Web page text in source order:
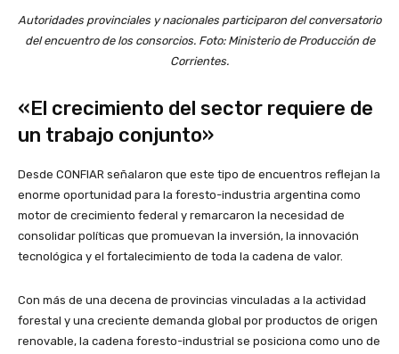
Autoridades provinciales y nacionales participaron del conversatorio
del encuentro de los consorcios. Foto: Ministerio de Producción de
Corrientes.
«El crecimiento del sector requiere de
un trabajo conjunto»
Desde CONFIAR señalaron que este tipo de encuentros reflejan la
enorme oportunidad para la foresto-industria argentina como
motor de crecimiento federal y remarcaron la necesidad de
consolidar políticas que promuevan la inversión, la innovación
tecnológica y el fortalecimiento de toda la cadena de valor.
Con más de una decena de provincias vinculadas a la actividad
forestal y una creciente demanda global por productos de origen
renovable, la cadena foresto-industrial se posiciona como uno de